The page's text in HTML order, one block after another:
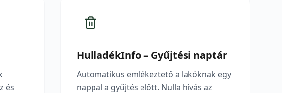
és
HulladékInfo – Gyűjtési naptár
Automatikus emlékeztető a lakóknak egy
nappal a gyűjtés előtt. Nulla hívás az